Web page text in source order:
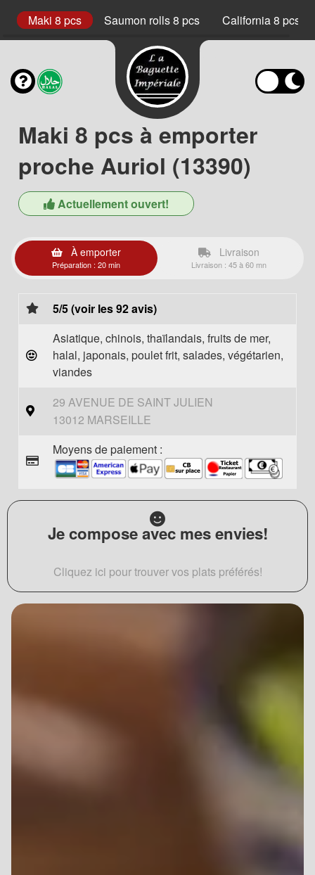
Maki 8 pcs Saumon rolls 8 pcs California 8 pcs
Maki 8 pcs à emporter
proche Auriol (13390)
Actuellement ouvert!
À emporter
Préparation : 20 min
Livraison
Livraison : 45 à 60 mn
5/5 (voir les 92 avis)
Asiatique, chinois, thaïlandais, fruits de mer,
halal, japonais, poulet frit, salades, végétarien,
viandes
29 AVENUE DE SAINT JULIEN
13012 MARSEILLE
Moyens de paiement :
Je compose avec mes envies!
Cliquez ici pour trouver vos plats préférés!